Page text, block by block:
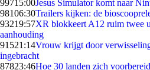
99715:00Jesus Simulator komt naar
98106:30Trailers kijken: de
93219:57XR blokkeert A12 ruim twee
aanhouding
91521:14Vrouw krijgt door
ingebracht
87823:46Hoe 30 landen zich